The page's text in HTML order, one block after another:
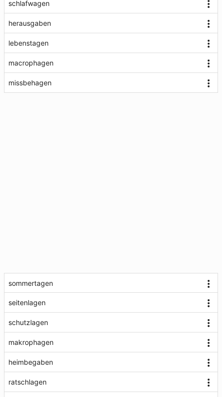
schlafwagen
herausgaben
lebenstagen
macrophagen
missbehagen
sommertagen
seitenlagen
schutzlagen
makrophagen
heimbegaben
ratschlagen